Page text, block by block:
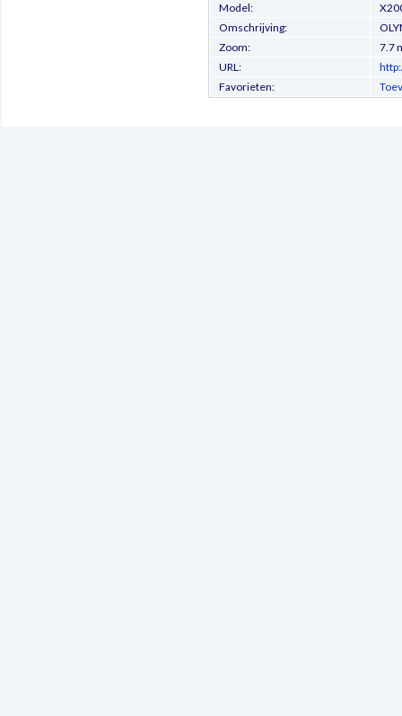
Model:
Omschrijving:
Zoom:
7.7
URL:
Favorieten: